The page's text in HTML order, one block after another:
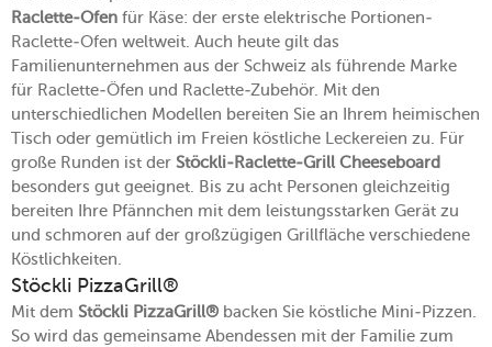
Raclette-Ofen für Käse: der erste elektrische Portionen-
Raclette-Ofen weltweit. Auch heute gilt das
Familienunternehmen aus der Schweiz als führende Marke
für Raclette-Öfen und Raclette-Zubehör. Mit den
unterschiedlichen Modellen bereiten Sie an Ihrem heimischen
Tisch oder gemütlich im Freien köstliche Leckereien zu. Für
große Runden ist der Stöckli-Raclette-Grill Cheeseboard
besonders gut geeignet. Bis zu acht Personen gleichzeitig
bereiten Ihre Pfännchen mit dem leistungsstarken Gerät zu
und schmoren auf der großzügigen Grillfläche verschiedene
Köstlichkeiten.
Stöckli PizzaGrill®
Mit dem Stöckli PizzaGrill® backen Sie köstliche Mini-Pizzen.
So wird das gemeinsame Abendessen mit der Familie zum